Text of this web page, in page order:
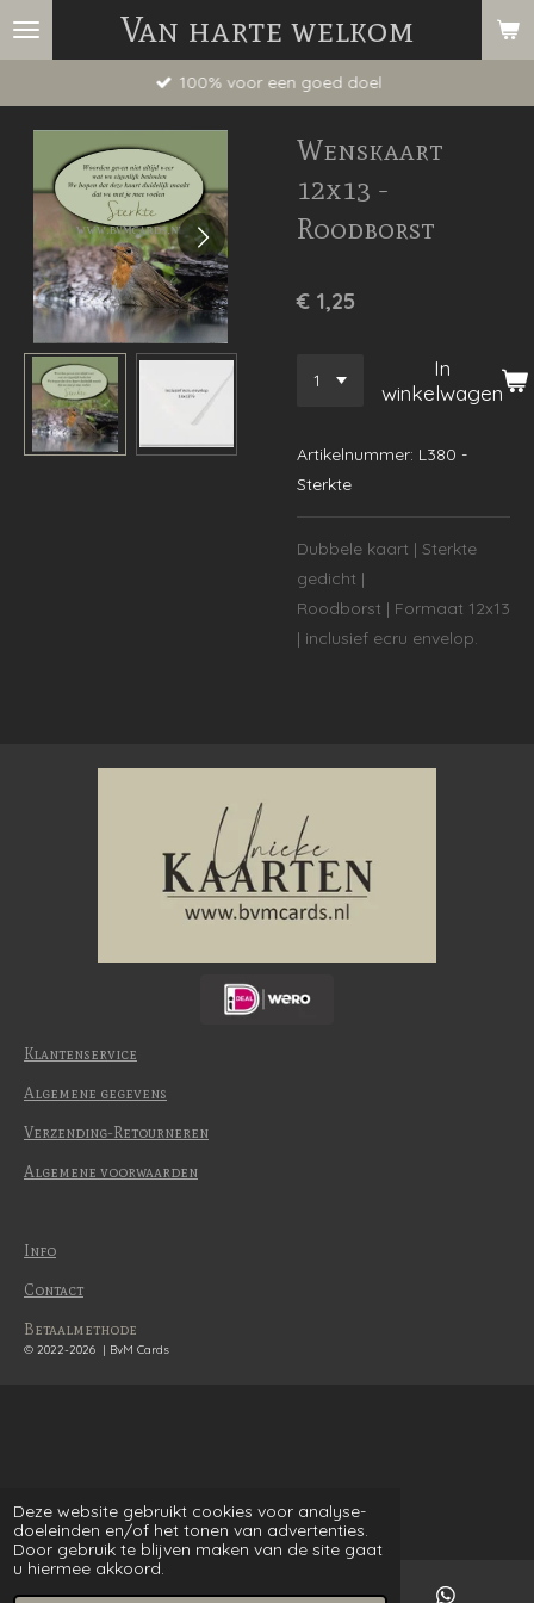
Deze website gebruikt cookies voor analyse-
doeleinden en/of het tonen van advertenties.
Door gebruik te blijven maken van de site gaat
u hiermee akkoord.
Ga
hoofdinhoud
Van harte welkom
100% voor een goed doel
Wenskaart
12x13 -
Roodborst
€ 1,25
In
winkelwagen
Artikelnummer: L380 -
Sterkte
Dubbele kaart | Sterkte
gedicht |
Roodborst | Formaat 12x13
| inclusief ecru envelop.
Klantenservice
Algemene gegevens
Verzending-Retourneren
Algemene voorwaarden
Info
Contact
Betaalmethode
© 2022-2026 | BvM Cards